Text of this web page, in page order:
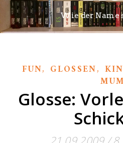
Wie der Name
FUN, GLOSSEN,
MUM
Glosse: